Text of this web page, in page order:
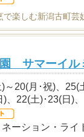
で楽しむ新潟古町芸
サマーイル
～20(月･祝)、25(
)、22(土)･23(日)
ネーション・ライ